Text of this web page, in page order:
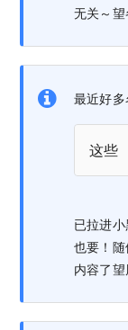
无关～望
最近好
这些
已拉进
也要！
内容了望